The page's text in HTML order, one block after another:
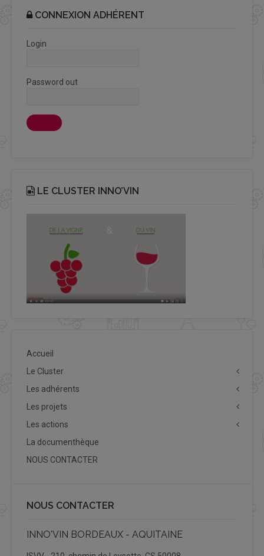
CONNEXION ADHÉRENT
Login
Password out
LE CLUSTER INNO’VIN
Accueil
Le Cluster
Les adhérents
Les projets
Les actions
La documenthèque
NOUS CONTACTER
NOUS CONTACTER
INNO'VIN BORDEAUX - AQUITAINE